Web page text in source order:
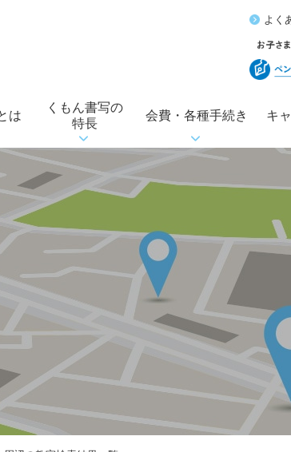
よく
は
くもん書写の
特長
会費・各種手続き キ